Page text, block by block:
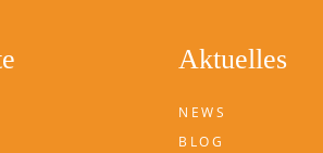
Aktuelles
NEWS
BLOG